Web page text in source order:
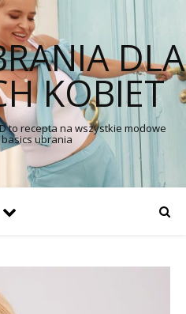
DLA
KOBIET
to recepta na wszystkie modowe
ubrania